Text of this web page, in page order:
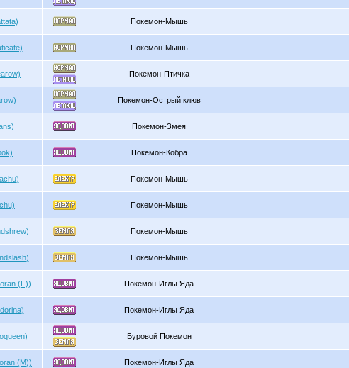
Покемон-Мышь
Покемон-Мышь
Покемон-Птичка
Покемон-Острый клюв
Покемон-Змея
Покемон-Кобра
Покемон-Мышь
Покемон-Мышь
Покемон-Мышь
Покемон-Мышь
(F)) Покемон-Иглы Яда
Покемон-Иглы Яда
Буровой Покемон
(M)) Покемон-Иглы Яда